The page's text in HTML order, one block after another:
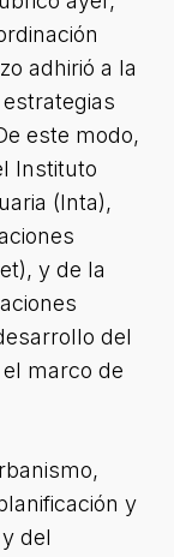
adhirió a la
este modo,
Instituto
(Inta),
y de la
del
marco de
y
del